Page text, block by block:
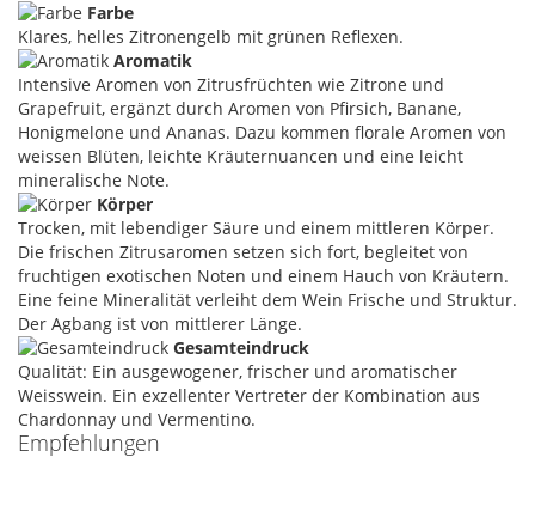
Farbe
Klares, helles Zitronengelb mit grünen Reflexen.
Aromatik
Intensive Aromen von Zitrusfrüchten wie Zitrone und
Grapefruit, ergänzt durch Aromen von Pfirsich, Banane,
Honigmelone und Ananas. Dazu kommen florale Aromen von
weissen Blüten, leichte Kräuternuancen und eine leicht
mineralische Note.
Körper
Trocken, mit lebendiger Säure und einem mittleren Körper.
Die frischen Zitrusaromen setzen sich fort, begleitet von
fruchtigen exotischen Noten und einem Hauch von Kräutern.
Eine feine Mineralität verleiht dem Wein Frische und Struktur.
Der Agbang ist von mittlerer Länge.
Gesamteindruck
Qualität: Ein ausgewogener, frischer und aromatischer
Weisswein. Ein exzellenter Vertreter der Kombination aus
Chardonnay und Vermentino.
Empfehlungen